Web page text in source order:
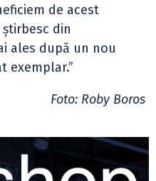
de acest
din
ales după un nou
exemplar.”
Foto: Roby Boros